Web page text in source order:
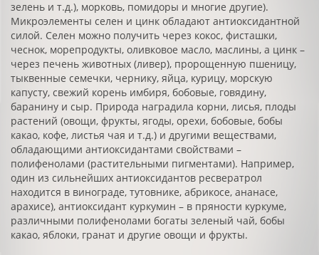
зелень и т.д.), морковь, помидоры и многие другие).
Микроэлементы селен и цинк обладают антиоксидантной
силой. Селен можно получить через кокос, фисташки,
чеснок, морепродукты, оливковое масло, маслины, а цинк –
через печень животных (ливер), пророщенную пшеницу,
тыквенные семечки, чернику, яйца, курицу, морскую
капусту, свежий корень имбиря, бобовые, говядину,
баранину и сыр. Природа наградила корни, лисья, плоды
растений (овощи, фрукты, ягоды, орехи, бобовые, бобы
какао, кофе, листья чая и т.д.) и другими веществами,
обладающими антиоксидантами свойствами –
полифенолами (растительными пигментами). Например,
один из сильнейших антиоксидантов ресвератрол
находится в винограде, тутовнике, абрикосе, ананасе,
арахисе), антиоксидант куркумин – в пряности куркуме,
различными полифенолами богаты зеленый чай, бобы
какао, яблоки, гранат и другие овощи и фрукты.